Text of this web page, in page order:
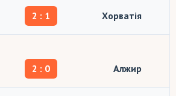
2 : 1 Хорватія
2 : 0 Алжир